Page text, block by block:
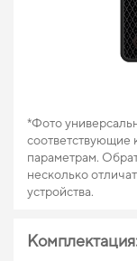
*Фото
соответствующие
параметрам.
несколько
устройства.